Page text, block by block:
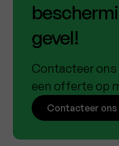
gevel!
Contacteer ons
een offerte op
Contacteer ons